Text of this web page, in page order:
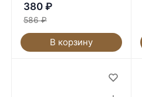
380 ₽
586 ₽
В корзину